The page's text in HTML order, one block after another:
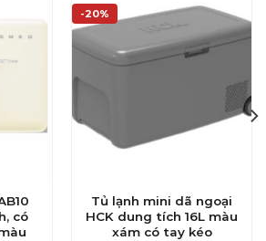
có
-20%
Tủ lạnh mini dã ngoại
HCK dung tích 16L màu
xám có tay kéo